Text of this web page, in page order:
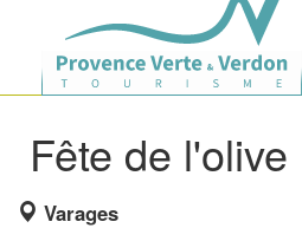
Fête de l'olive
Varages